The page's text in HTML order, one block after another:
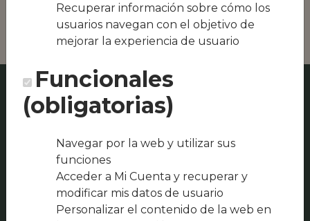
(Gastrobar)
Recuperar información sobre cómo los
usuarios navegan con el objetivo de
mejorar la experiencia de usuario
Funcionales
(obligatorias)
Navegar por la web y utilizar sus
funciones
Acceder a Mi Cuenta y recuperar y
modificar mis datos de usuario
Personalizar el contenido de la web en